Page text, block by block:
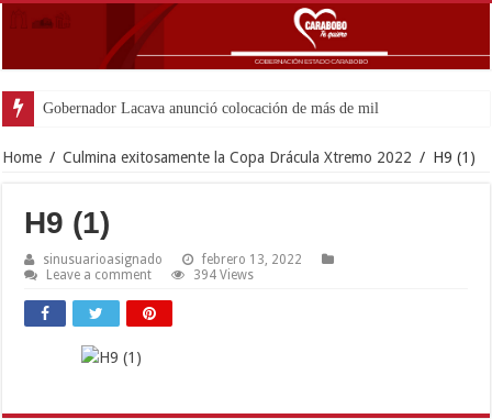
Gobernador Lacava anunció colocación de más de mil 500 toneladas
Home / Culmina exitosamente la Copa Drácula Xtremo 2022 / H9 (1)
H9 (1)
sinusuarioasignado
febrero 13, 2022
Leave a comment
394 Views